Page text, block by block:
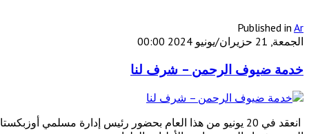
Published in Ar
الجمعة, 21 حزيران/يونيو 2024 00:00
خدمة ضيوف الرحمن – شرف لنا